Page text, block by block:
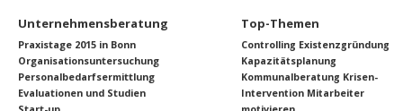
Unternehmensberatung
Praxistage 2015 in Bonn
Organisationsuntersuchung
Personalbedarfsermittlung
Evaluationen und Studien
Top-Themen
Controlling Existenzgründung
Kapazitätsplanung
Kommunalberatung Krisen-
Intervention Mitarbeiter